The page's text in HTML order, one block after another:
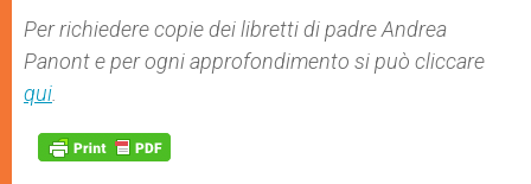
Per richiedere copie dei libretti di padre Andrea
Panont e per ogni approfondimento si può cliccare
qui